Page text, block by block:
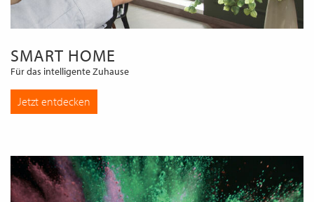
SMART HOME
Für das intelligente Zuhause
Jetzt entdecken